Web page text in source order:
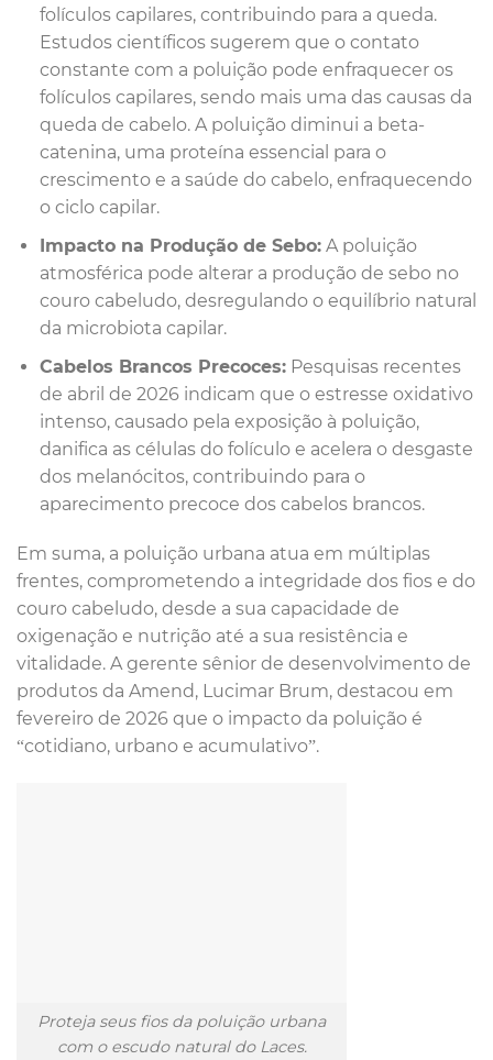
folículos capilares, contribuindo para a queda.
Estudos científicos sugerem que o contato
constante com a poluição pode enfraquecer os
folículos capilares, sendo mais uma das causas da
queda de cabelo. A poluição diminui a beta-
catenina, uma proteína essencial para o
crescimento e a saúde do cabelo, enfraquecendo
o ciclo capilar.
Impacto na Produção de Sebo:A poluição
atmosférica pode alterar a produção de sebo no
couro cabeludo, desregulando o equilíbrio natural
da microbiota capilar.
Cabelos Brancos Precoces:Pesquisas recentes
de abril de 2026 indicam que o estresse oxidativo
intenso, causado pela exposição à poluição,
danifica as células do folículo e acelera o desgaste
dos melanócitos, contribuindo para o
aparecimento precoce dos cabelos brancos.
Em suma, a poluição urbana atua em múltiplas
frentes, comprometendo a integridade dos fios e do
couro cabeludo, desde a sua capacidade de
oxigenação e nutrição até a sua resistência e
vitalidade. A gerente sênior de desenvolvimento de
produtos da Amend, Lucimar Brum, destacou em
fevereiro de 2026 que o impacto da poluição é
“cotidiano, urbano e acumulativo”.
Proteja seus fios da poluição urbana
com o escudo natural do Laces.